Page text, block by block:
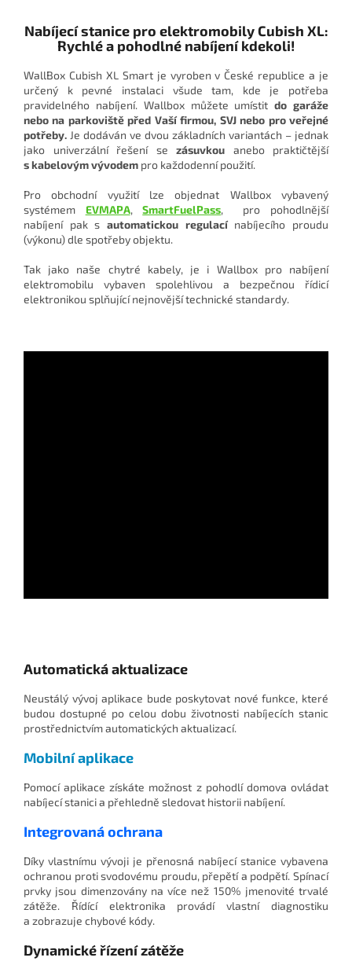
Nabíjecí stanice pro elektromobily Cubish XL:
Rychlé a pohodlné nabíjení kdekoli!
WallBox Cubish XL Smart je vyroben v České republice a je
určený k pevné instalaci všude tam, kde je potřeba
pravidelného nabíjení. Wallbox můžete umístitdo garáže
nebo na parkoviště před Vaší firmou, SVJ nebo pro veřejné
potřeby. Je dodáván ve dvou základních variantách – jednak
jako univerzální řešení se zásuvkou anebo praktičtější
s kabelovým vývodem pro každodenní použití.
Pro obchodní využití lze objednat Wallbox vybavený
systémem EVMAPA,SmartFuelPass, pro pohodlnější
nabíjení pak s automatickou regulacínabíjecího proudu
(výkonu) dle spotřeby objektu.
Tak jako naše chytré kabely, je i Wallbox pro nabíjení
elektromobilu vybaven spolehlivou a bezpečnou řídicí
elektronikou splňující nejnovější technické standardy.
Automatická aktualizace
Neustálý vývoj aplikace bude poskytovat nové funkce, které
budou dostupné po celou dobu životnosti nabíjecích stanic
prostřednictvím automatických aktualizací.
Mobilní aplikace
Pomocí aplikace získáte možnost z pohodlí domova ovládat
nabíjecí stanici a přehledně sledovat historii nabíjení.
Integrovaná ochrana
Díky vlastnímu vývoji je přenosná nabíjecí stanice vybavena
ochranou proti svodovému proudu, přepětí a podpětí. Spínací
prvky jsou dimenzovány na více než 150% jmenovité trvalé
zátěže. Řídící elektronika provádí vlastní diagnostiku
a zobrazuje chybové kódy.
Dynamické řízení zátěže